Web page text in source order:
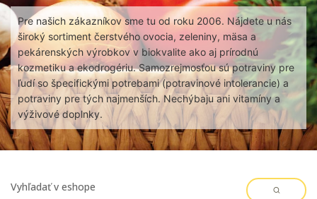
Pre našich zákazníkov sme tu od roku 2006. Nájdete u nás
široký sortiment čerstvého ovocia, zeleniny, mäsa a
pekárenských výrobkov v biokvalite ako aj prírodnú
kozmetiku a ekodrogériu. Samozrejmosťou sú potraviny pre
ľudí so špecifickými potrebami (potravinové intolerancie) a
potraviny pre tých najmenších. Nechýbaju ani vitamíny a
výživové doplnky.